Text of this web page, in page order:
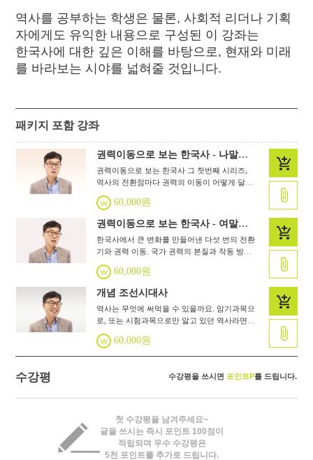
역사를 공부하는 학생은 물론, 사회적 리더나 기획
자에게도 유익한 내용으로 구성된 이 강좌는
한국사에 대한 깊은 이해를 바탕으로, 현재와 미래
를 바라보는 시야를 넓혀줄 것입니다.
패키지 포함 강좌
권력이동으로 보는 한국사 - 나말여초
권력이동으로 보는 한국사 그 첫번째 시리즈,
역사의 전환점마다 권력의 이동이 어떻게 달라
지는지, 사건 속 인물을 중심으로 살펴 봅니다.
인간을 제대로 이해하려면 역사를 공부해야 합
니다. 역사 속에 미래가 있습니다.
60,000원
권력이동으로 보는 한국사 - 여말선초
한국사에서 큰 변화를 만들어낸 다섯 번의 전환
기와 권력 이동. 국가 권력의 본질과 작동 방식
을 이해하고 현실을 재조명합니다.
60,000원
개념 조선시대사
역사는 무엇에 써먹을 수 있을까요. 암기과목으
로, 또는 시험과목으로만 알고 있던 역사라면
조금은 낯선 시각으로 그 토대를 찾아 조선시대
로 거슬러 올라갑니다. 역사학자 이정철의 개념
으로 보는 조선사
60,000원
수강평 수강평을 쓰시면 포인트P를 드립니다.
첫 수강평을 남겨주세요~
글을 쓰시는 즉시 포인트 100점이
적립되며 우수 수강평은
5천 포인트를 추가로 드립니다.